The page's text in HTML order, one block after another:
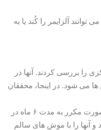
آلزایمر را کُند یا به
را بررسی کردند. آنها در
می شود. در اینجا، محققان
در طول این مطالعه، موش هایی که از نظر ژنتیکی برای نشان دادن آلزایمر اصلاح شده بودند، به صورت مکرر به مدت ۶ ماه در
و آنها را با موش های سالم